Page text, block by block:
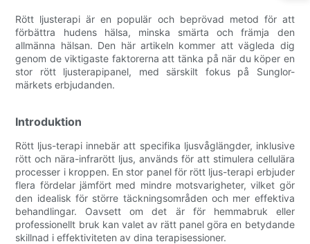
Rött ljusterapi är en populär och beprövad metod för att
förbättra hudens hälsa, minska smärta och främja den
allmänna hälsan. Den här artikeln kommer att vägleda dig
genom de viktigaste faktorerna att tänka på när du köper en
stor rött ljusterapipanel, med särskilt fokus på Sunglor-
märkets erbjudanden.
Introduktion
Rött ljus-terapi innebär att specifika ljusvåglängder, inklusive
rött och nära-infrarött ljus, används för att stimulera cellulära
processer i kroppen. En stor panel för rött ljus-terapi erbjuder
flera fördelar jämfört med mindre motsvarigheter, vilket gör
den idealisk för större täckningsområden och mer effektiva
behandlingar. Oavsett om det är för hemmabruk eller
professionellt bruk kan valet av rätt panel göra en betydande
skillnad i effektiviteten av dina terapisessioner.